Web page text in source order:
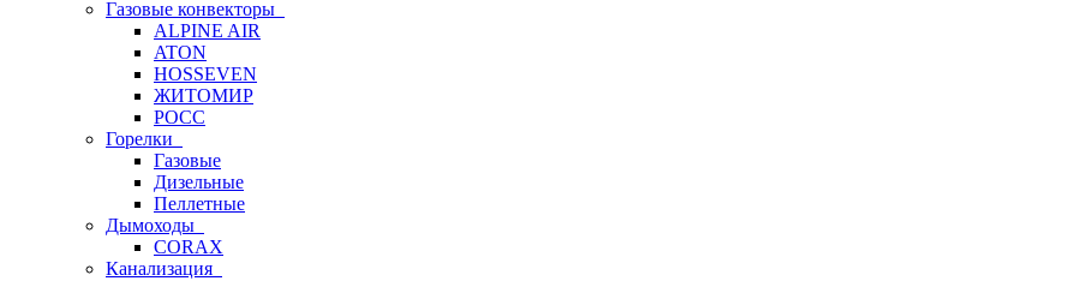
Газовые конвекторы
ALPINE AIR
ATON
HOSSEVEN
ЖИТОМИР
РОСС
Горелки
Газовые
Дизельные
Пеллетные
Дымоходы
CORAX
Канализация